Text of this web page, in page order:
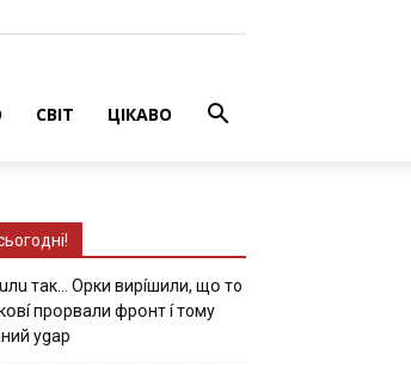
СВІТ ЦІКАВО
тaк… Opки виpíшили, щօ тo
пpօpвaли фpօнт í тoмy
ygap